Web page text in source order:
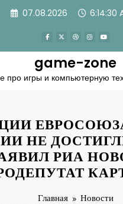
07.08.2026 6:14:30
game-zone
про игры и компьютерную
НЕ
РИА
Главная
Новости